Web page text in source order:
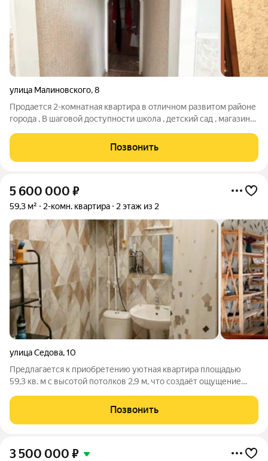
улица Малиновского,8
Продается 2-комнатная квартира в отличном развитом районе
города , В шаговой доступности школа , детский сад , магазины
Малиновского-8 5 этаж ,крыша -капитальный ремонт , площадь
42,8. Сухая ,
Позвонить
5 600 000 ₽
59,3 м² 2-комн. квартира 2 этаж из 2
улица Седова,10
Предлагается к приобретению уютная квартира площадью
59,3 кв. м с высотой потолков 2,9 м, что создаёт ощущение
ремонт, есть балкон.Уютный интерьер, функциональная
планировка и приятная
Позвонить
3 500 000 ₽